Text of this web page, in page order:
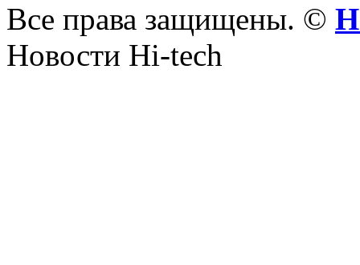
Все права защищены. ©
Новости Hi-tech